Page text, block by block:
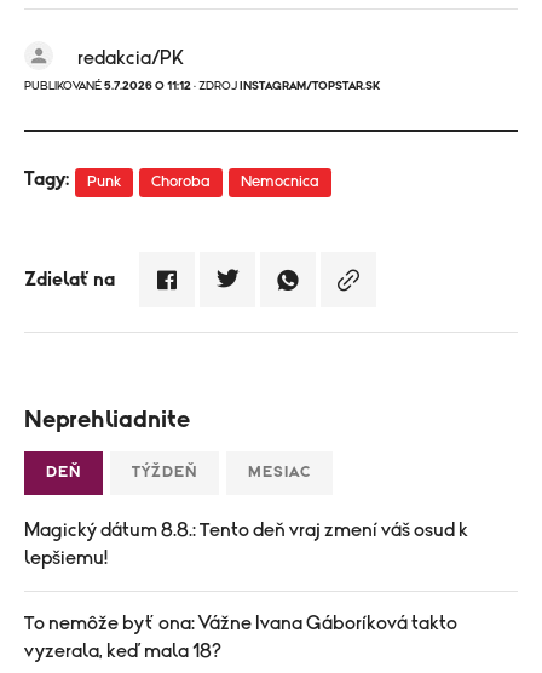
redakcia/PK
PUBLIKOVANÉ 5.7.2026 O 11:12 · ZDROJ INSTAGRAM/TOPSTAR.SK
Tagy: Punk Choroba Nemocnica
Zdielať na
Neprehliadnite
DEŇ TÝŽDEŇ MESIAC
Magický dátum 8.8.: Tento deň vraj zmení váš osud k
lepšiemu!
To nemôže byť ona: Vážne Ivana Gáboríková takto
vyzerala, keď mala 18?